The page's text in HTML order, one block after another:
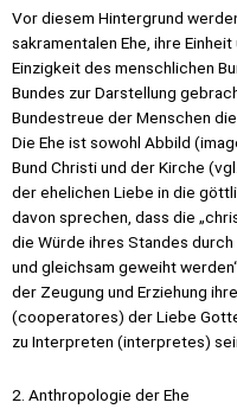
Vor diesem Hintergrund
sakramentalen Ehe, ihre
Einzigkeit des menschlichen
Bundes zur Darstellung
Bundestreue der Menschen
Die Ehe ist sowohl Abbild
Bund Christi und der Kirche
der ehelichen Liebe in die
davon sprechen, dass die
die Würde ihres Standes
und gleichsam geweiht
der Zeugung und Erziehung
(cooperatores) der Liebe
zu Interpreten (interpretes)
2. Anthropologie der Ehe